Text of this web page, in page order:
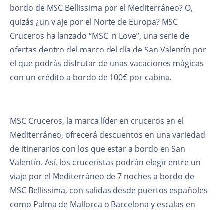
bordo de MSC Bellissima por el Mediterráneo? O,
quizás ¿un viaje por el Norte de Europa? MSC
Cruceros ha lanzado “MSC In Love”, una serie de
ofertas dentro del marco del día de San Valentín por
el que podrás disfrutar de unas vacaciones mágicas
con un crédito a bordo de 100€ por cabina.
MSC Cruceros, la marca líder en cruceros en el
Mediterráneo, ofrecerá descuentos en una variedad
de itinerarios con los que estar a bordo en San
Valentín. Así, los cruceristas podrán elegir entre un
viaje por el Mediterráneo de 7 noches a bordo de
MSC Bellissima, con salidas desde puertos españoles
como Palma de Mallorca o Barcelona y escalas en